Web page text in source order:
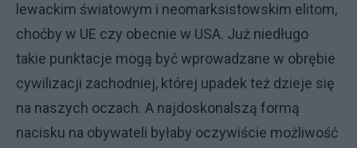
lewackim światowym i neomarksistowskim elitom,
choćby w UE czy obecnie w USA. Już niedługo
takie punktacje mogą być wprowadzane w obrębie
cywilizacji zachodniej, której upadek też dzieje się
na naszych oczach. A najdoskonalszą formą
nacisku na obywateli byłaby oczywiście możliwość